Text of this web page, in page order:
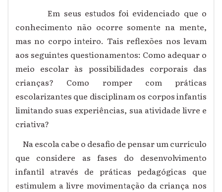
Em seus estudos foi evidenciado que o
conhecimento não ocorre somente na mente,
mas no corpo inteiro. Tais reflexões nos levam
aos seguintes questionamentos: Como adequar o
meio escolar às possibilidades corporais das
crianças? Como romper com práticas
escolarizantes que disciplinam os corpos infantis
limitando suas experiências, sua atividade livre e
criativa?
Na escola cabe o desafio de pensar um currículo
que considere as fases do desenvolvimento
infantil através de práticas pedagógicas que
estimulem a livre movimentação da criança nos